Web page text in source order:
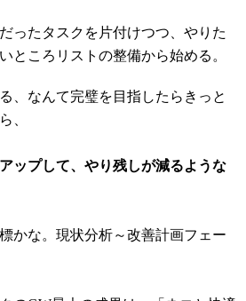
ったタスクを片付けつつ、やりた
ところリストの整備から始める。
、なんて完璧を目指したらきっと
、
ップして、やり残しが減るような
かな。現状分析～改善計画フェー